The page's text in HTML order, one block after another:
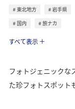
東北地方 岩手県
国内
旅ナカ
すべて表示
フォトジェニックな
た珍フォトスポット